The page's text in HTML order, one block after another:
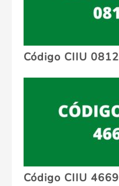
Código CIIU 0812
Código CIIU 4669